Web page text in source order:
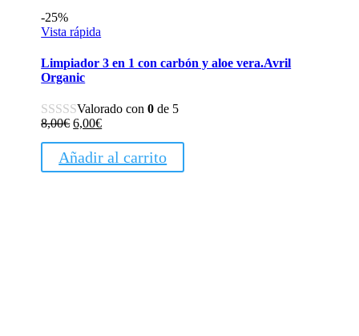
-25%
Vista rápida
Limpiador 3 en 1 con carbón y aloe vera.Avril
Organic
Valorado con0 de 5
8,00€ El
original
era:
6,00€El
actual
es:
Añadir al carrito